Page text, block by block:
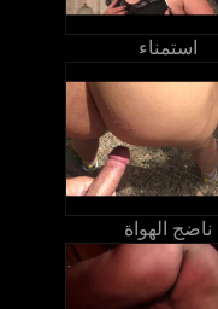
استمناء
ناضج الهواة